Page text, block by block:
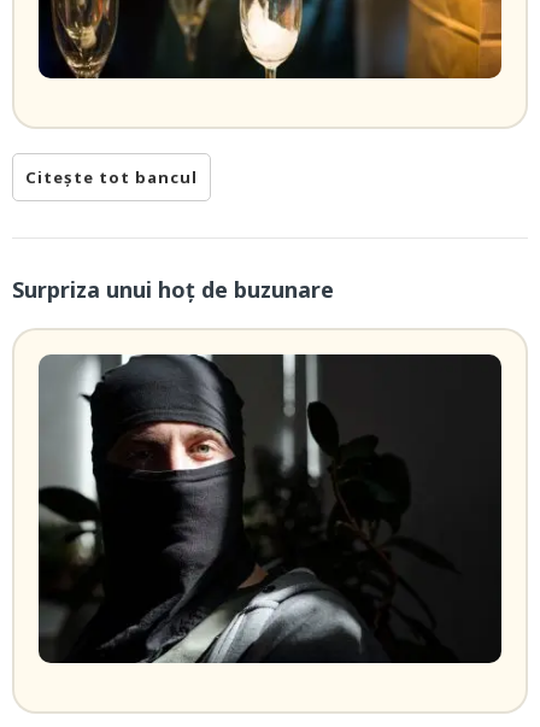
Citește tot bancul
Surpriza unui hoţ de buzunare